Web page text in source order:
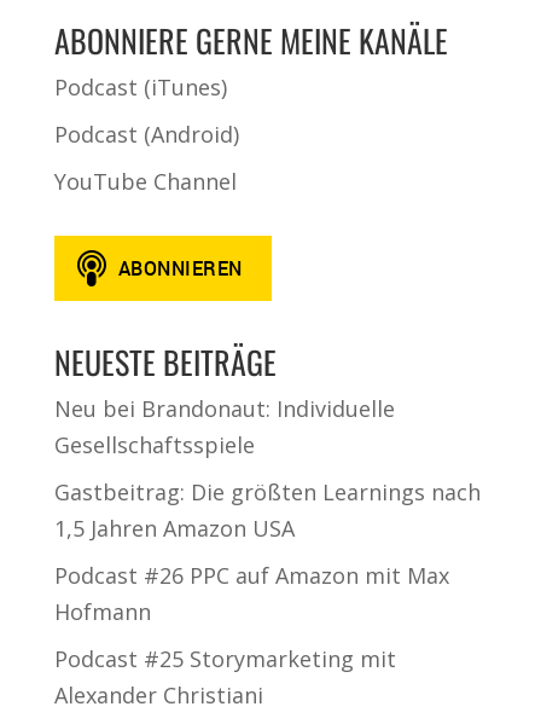
ABONNIERE GERNE MEINE KANÄLE
Podcast (iTunes)
Podcast (Android)
YouTube Channel
NEUESTE BEITRÄGE
Neu bei Brandonaut: Individuelle
Gesellschaftsspiele
Gastbeitrag: Die größten Learnings nach
1,5 Jahren Amazon USA
Podcast #26 PPC auf Amazon mit Max
Hofmann
Podcast #25 Storymarketing mit
Alexander Christiani